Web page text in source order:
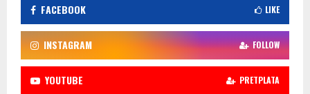
FACEBOOK LIKE
INSTAGRAM FOLLOW
YOUTUBE PRETPLATA